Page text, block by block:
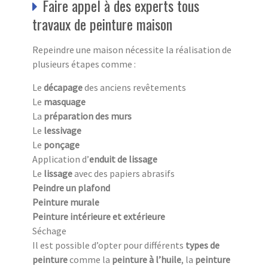
Faire appel à des experts tous
travaux de peinture maison
Repeindre une maison nécessite la réalisation de
plusieurs étapes comme :
Le décapagedes anciens revêtements
Le masquage
La préparation des murs
Le lessivage
Le ponçage
Application d’enduit de lissage
Le lissageavec des papiers abrasifs
Peindre un plafond
Peinture murale
Peinture intérieure et extérieure
Séchage
Il est possible d’opter pour différents types de
peinturecomme la peinture à l’huile, la peinture